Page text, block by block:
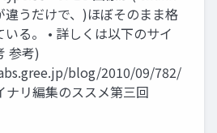
違うだけで、)ほぼそのまま格
いる。 • 詳しくは以下のサイ
参考)
blog/2010/09/782/
ナリ編集のススメ第三回